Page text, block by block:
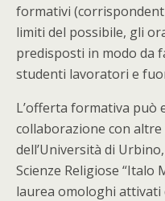
formativi
limiti del possibile, gli
predisposti in modo da
studenti lavoratori e
L’offerta formativa può
collaborazione con
dell’Università di
Scienze Religiose “Italo
laurea omologhi attivati